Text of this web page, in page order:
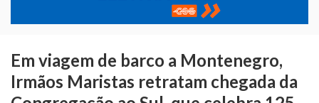
Em viagem de barco a Montenegro,
Irmãos Maristas retratam chegada da